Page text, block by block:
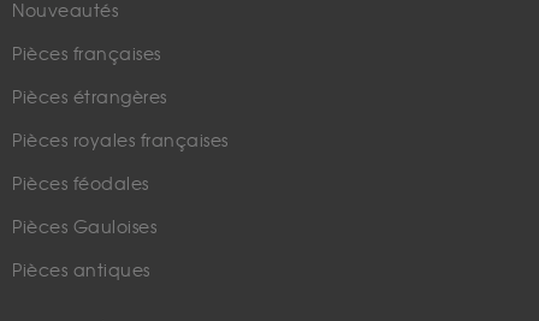
Nouveautés
Pièces françaises
Pièces étrangères
Pièces royales françaises
Pièces féodales
Pièces Gauloises
Pièces antiques